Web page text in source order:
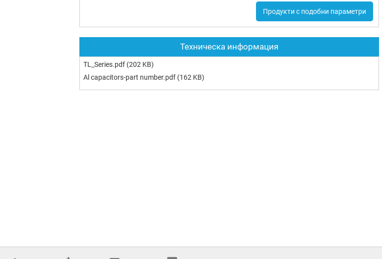
Продукти с подобни параметри
Техническа информация
TL_Series.pdf (202 KB)
Al capacitors-part number.pdf (162 KB)